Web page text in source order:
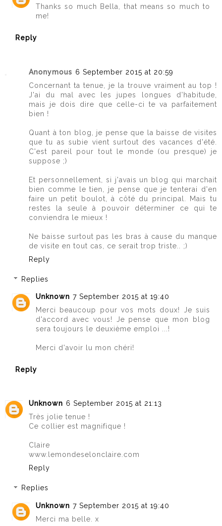
Thanks so much Bella, that means so much to
me!
Reply
Anonymous 6 September 2015 at 20:59
Concernant ta tenue, je la trouve vraiment au top !
J'ai du mal avec les jupes longues d'habitude,
mais je dois dire que celle-ci te va parfaitement
bien !
Quant à ton blog, je pense que la baisse de visites
que tu as subie vient surtout des vacances d'été.
C'est pareil pour tout le monde (ou presque) je
suppose ;)
Et personnellement, si j'avais un blog qui marchait
bien comme le tien, je pense que je tenterai d'en
faire un petit boulot, à côté du principal. Mais tu
restes la seule à pouvoir déterminer ce qui te
conviendra le mieux !
Ne baisse surtout pas les bras à cause du manque
de visite en tout cas, ce serait trop triste.. ;)
Reply
Replies
Unknown 7 September 2015 at 19:40
Merci beaucoup pour vos mots doux! Je suis
d'accord avec vous! Je pense que mon blog
sera toujours le deuxième emploi ...!
Merci d'avoir lu mon chéri!
Reply
Unknown 6 September 2015 at 21:13
Très jolie tenue !
Ce collier est magnifique !
Claire
www.lemondeselonclaire.com
Reply
Replies
Unknown 7 September 2015 at 19:40
Merci ma belle. x